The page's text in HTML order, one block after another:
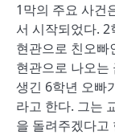
1막의 주요 사건
서 시작되었다. 2
현관으로 친오빠
현관으로 나오는
생긴 6학년 오빠
라고 한다. 그는
을 돌려주겠다고